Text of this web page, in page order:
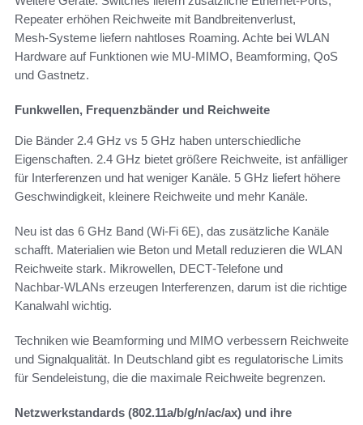
Repeater erhöhen Reichweite mit Bandbreitenverlust,
Mesh‑Systeme liefern nahtloses Roaming. Achte bei WLAN
Hardware auf Funktionen wie MU‑MIMO, Beamforming, QoS
und Gastnetz.
Funkwellen, Frequenzbänder und Reichweite
Die Bänder 2.4 GHz vs 5 GHz haben unterschiedliche
Eigenschaften. 2.4 GHz bietet größere Reichweite, ist anfälliger
für Interferenzen und hat weniger Kanäle. 5 GHz liefert höhere
Geschwindigkeit, kleinere Reichweite und mehr Kanäle.
Neu ist das 6 GHz Band (Wi‑Fi 6E), das zusätzliche Kanäle
schafft. Materialien wie Beton und Metall reduzieren die WLAN
Reichweite stark. Mikrowellen, DECT‑Telefone und
Nachbar‑WLANs erzeugen Interferenzen, darum ist die richtige
Kanalwahl wichtig.
Techniken wie Beamforming und MIMO verbessern Reichweite
und Signalqualität. In Deutschland gibt es regulatorische Limits
für Sendeleistung, die die maximale Reichweite begrenzen.
Netzwerkstandards (802.11a/b/g/n/ac/ax) und ihre